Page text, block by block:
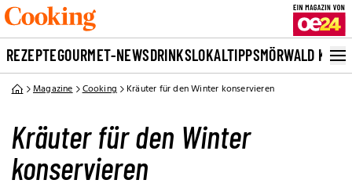
REZEPTEGOURMET-NEWSDRINKSLOKALTIPPSMÖRWALD
Magazine Cooking Kräuter für den Winter konservieren
Kräuter für den Winter
konservieren